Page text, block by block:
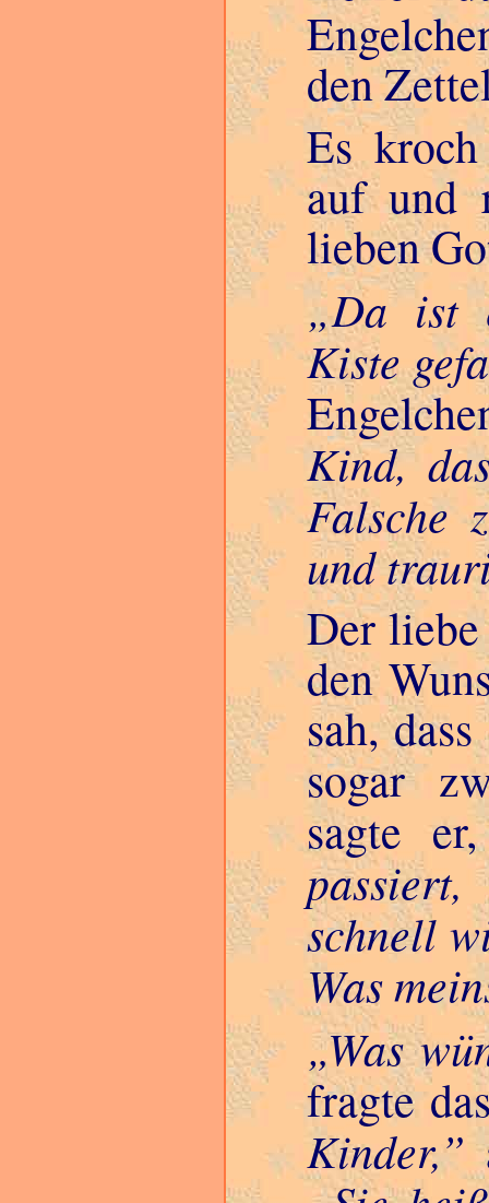
den
Es
auf und
lieben
Da ist
Kiste
Kind,
Falsche
und
Der
den
sah,
sogar
sagte
schnell
Was
Was
fragte
Kinder,